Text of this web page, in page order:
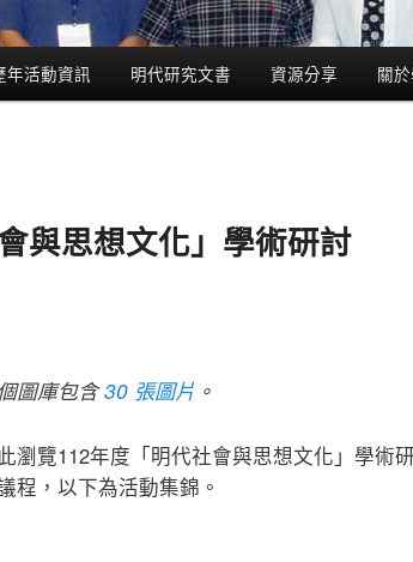
年活動資訊 明代研究文書 資源分享 關
與思想文化」學術研討
圖庫包含30 張圖片 。
瀏覽112年度「明代社會與思想文化」學術
程，以下為活動集錦。